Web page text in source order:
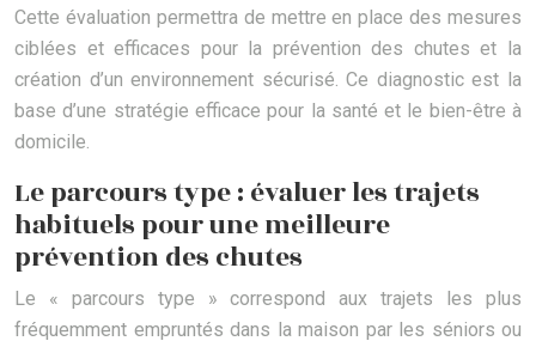
Cette évaluation permettra de mettre en place des mesures
ciblées et efficaces pour la prévention des chutes et la
création d’un environnement sécurisé. Ce diagnostic est la
base d’une stratégie efficace pour la santé et le bien-être à
domicile.
Le parcours type : évaluer les trajets
habituels pour une meilleure
prévention des chutes
Le « parcours type » correspond aux trajets les plus
fréquemment empruntés dans la maison par les séniors ou